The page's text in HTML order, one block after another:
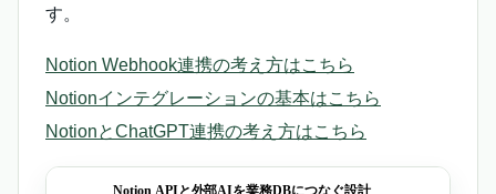
す。
Notion Webhook連携の考え方はこちら
Notionインテグレーションの基本はこちら
NotionとChatGPT連携の考え方はこちら